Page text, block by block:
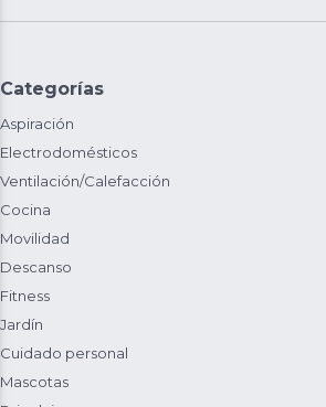
Categorías
Aspiración
Electrodomésticos
Ventilación/Calefacción
Cocina
Movilidad
Descanso
Fitness
Jardín
Cuidado personal
Mascotas